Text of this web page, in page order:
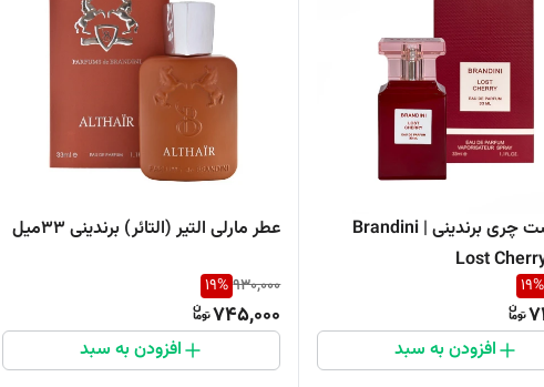
عطر لاست چری برندینی | Brandini
Lost
19%
افزودن به سبد
عطر مارلی التیر (التائر) برندینی ۳۳میل
930,000
19%
745,000
افزودن به سبد